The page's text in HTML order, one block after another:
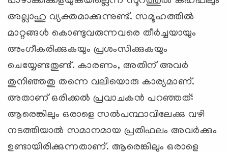
അല്ലാഹു വ്യക്തമാക്കുന്നുണ്ട്. സമൂഹത്തില്‍
മാറ്റങ്ങള്‍ കൊണ്ടുവരുന്നവരെ തീര്‍ച്ചയായും
അംഗീകരിക്കുകയും പ്രശംസിക്കുകയും
ചെയ്യേണ്ടതുണ്ട്. കാരണം, അതിന് അവര്‍
തുനിഞ്ഞതു തന്നെ വലിയൊരു കാര്യമാണ്.
അതാണ് ഒരിക്കല്‍ പ്രവാചകന്‍ പറഞ്ഞത്:
ആരെങ്കിലും ഒരാളെ സല്‍പന്ഥാവിലേക്കു വഴി
നടത്തിയാല്‍ സമാനമായ പ്രതിഫലം അവര്‍ക്കും
ഉണ്ടായിരിക്കുന്നതാണ്. ആരെങ്കിലും ഒരാളെ